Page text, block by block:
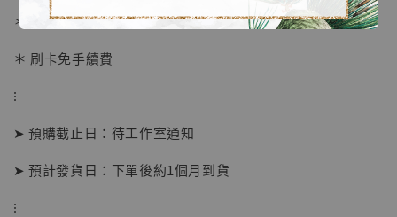
＊ 國際運費另計
＊ 刷卡免手續費
⁝
➤ 預購截止日：待工作室通知
➤ 預計發貨日：下單後約1個月到貨
⁝